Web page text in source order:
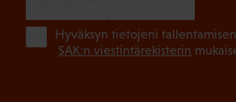
Hyväksyn tietojeni
SAK:n viestintärekisterin